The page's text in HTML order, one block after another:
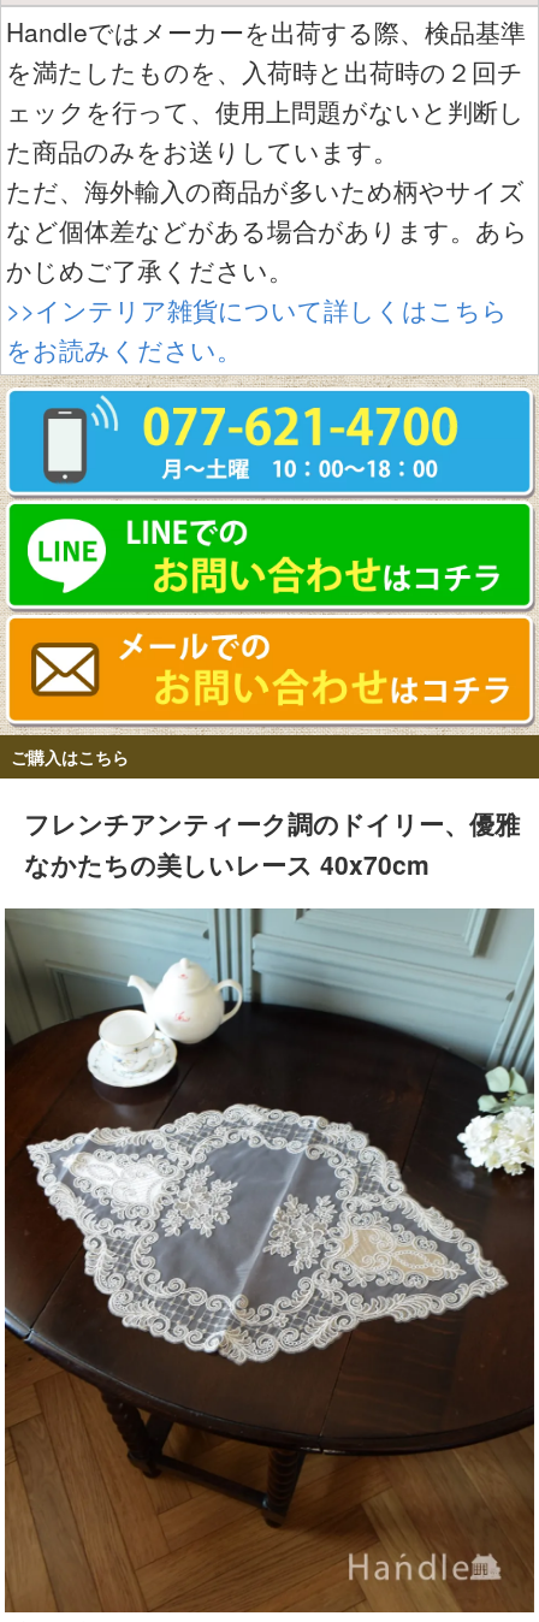
Handleではメーカーを出荷する際、検品基準
を満たしたものを、入荷時と出荷時の２回チ
ェックを行って、使用上問題がないと判断し
た商品のみをお送りしています。
ただ、海外輸入の商品が多いため柄やサイズ
など個体差などがある場合があります。あら
かじめご了承ください。
>>インテリア雑貨について詳しくはこちら
をお読みください。
ご購入はこちら
フレンチアンティーク調のドイリー、優雅
なかたちの美しいレース 40x70cm